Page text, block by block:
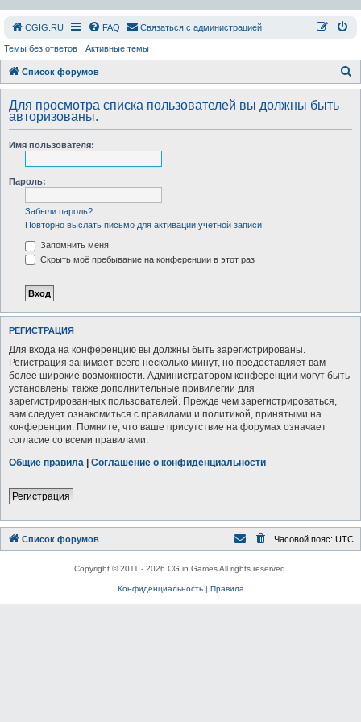
СGIG.RU FAQ Связаться с администрацией
Темы без ответов Активные темы
Список форумов
о
Для просмотра списка пользователей вы должны быть
авторизованы.
Имя пользователя:
Пароль:
Забыли пароль?
Повторно выслать письмо для активации учётной записи
Запомнить меня
Скрыть моё пребывание на конференции в этот раз
РЕГИСТРАЦИЯ
Для входа на конференцию вы должны быть зарегистрированы.
Регистрация занимает всего несколько минут, но предоставляет вам
более широкие возможности. Администратором конференции могут быть
установлены также дополнительные привилегии для
зарегистрированных пользователей. Прежде чем зарегистрироваться,
вам следует ознакомиться с правилами и политикой, принятыми на
конференции. Помните, что ваше присутствие на форумах означает
согласие со всеми правилами.
Общие правила | Соглашение о конфиденциальности
Регистрация
Список форумов Часовой пояс: UTC
Copyright © 2011 - 2026 CG in Games All rights reserved.
Конфиденциальность| Правила